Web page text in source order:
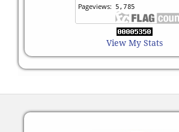
View My Stats